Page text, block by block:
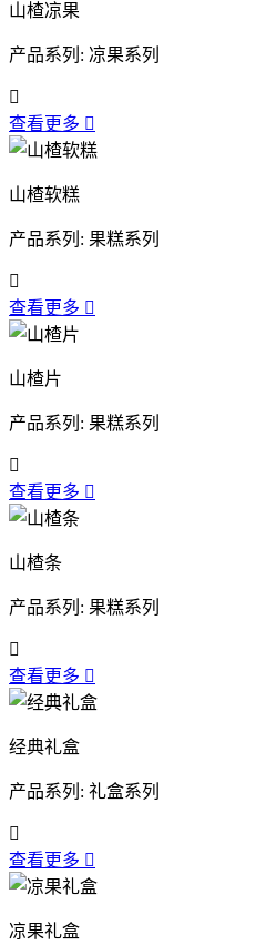
山楂凉果
产品系列: 凉果系列

查看更多 
山楂软糕
产品系列: 果糕系列

查看更多 
山楂片
产品系列: 果糕系列

查看更多 
山楂条
产品系列: 果糕系列

查看更多 
经典礼盒
产品系列: 礼盒系列

查看更多 
凉果礼盒